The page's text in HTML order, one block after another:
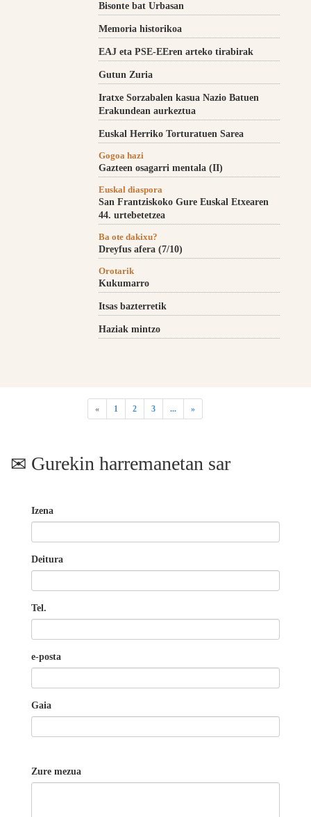
Bisonte bat Urbasan
Memoria historikoa
EAJ eta PSE-EEren arteko tirabirak
Gutun Zuria
Iratxe Sorzabalen kasua Nazio Batuen
Erakundean aurkeztua
Euskal Herriko Torturatuen Sarea
Gogoa hazi
Gazteen osagarri mentala (II)
Euskal diaspora
San Frantziskoko Gure Euskal Etxearen
44. urtebetetzea
Ba ote dakixu?
Dreyfus afera (7/10)
Orotarik
Kukumarro
Itsas bazterretik
Haziak mintzo
« 1 2 3 ... »
Gurekin harremanetan sar
Izena
Deitura
Tel.
e-posta
Gaia
Zure mezua